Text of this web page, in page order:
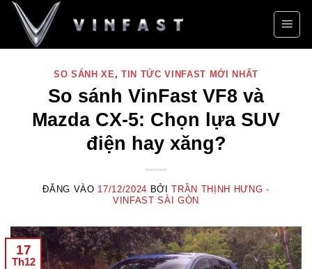
Bỏ
nội
SO SÁNH XE, TIN TỨC VINFAST MỚI NHẤT
So sánh VinFast VF8 và
Mazda CX-5: Chọn lựa SUV
điện hay xăng?
ĐĂNG VÀO 17/12/2024 BỞITRẦN THỊNH HƯNG -
VINFAST SÀI GÒN
17
Th12